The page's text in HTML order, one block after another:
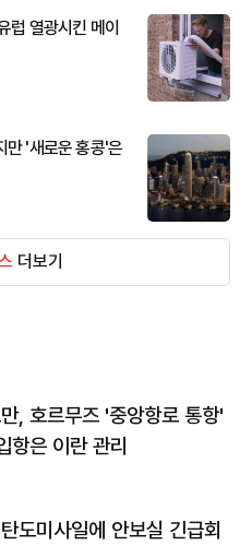
럽 열광시킨 메이
만 '새로운 홍콩'은
더보기
만, 호르무즈 '중앙항로 통항'
항은 이란 관리
도미사일에 안보실 긴급회